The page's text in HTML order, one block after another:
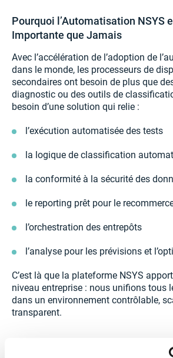
Pourquoi l’Automatisation NSYS
Importante que Jamais
Avec l’accélération de l’adoption de
dans le monde, les processeurs de
secondaires ont besoin de plus que
diagnostic ou des outils de
besoin d’une solution qui relie :
l’exécution automatisée des tests
la logique de classification
la conformité à la sécurité des
le reporting prêt pour le
l’orchestration des entrepôts
l’analyse pour les prévisions et
C’est là que la plateforme NSYS
niveau entreprise : nous unifions tous
dans un environnement contrôlable,
transparent.